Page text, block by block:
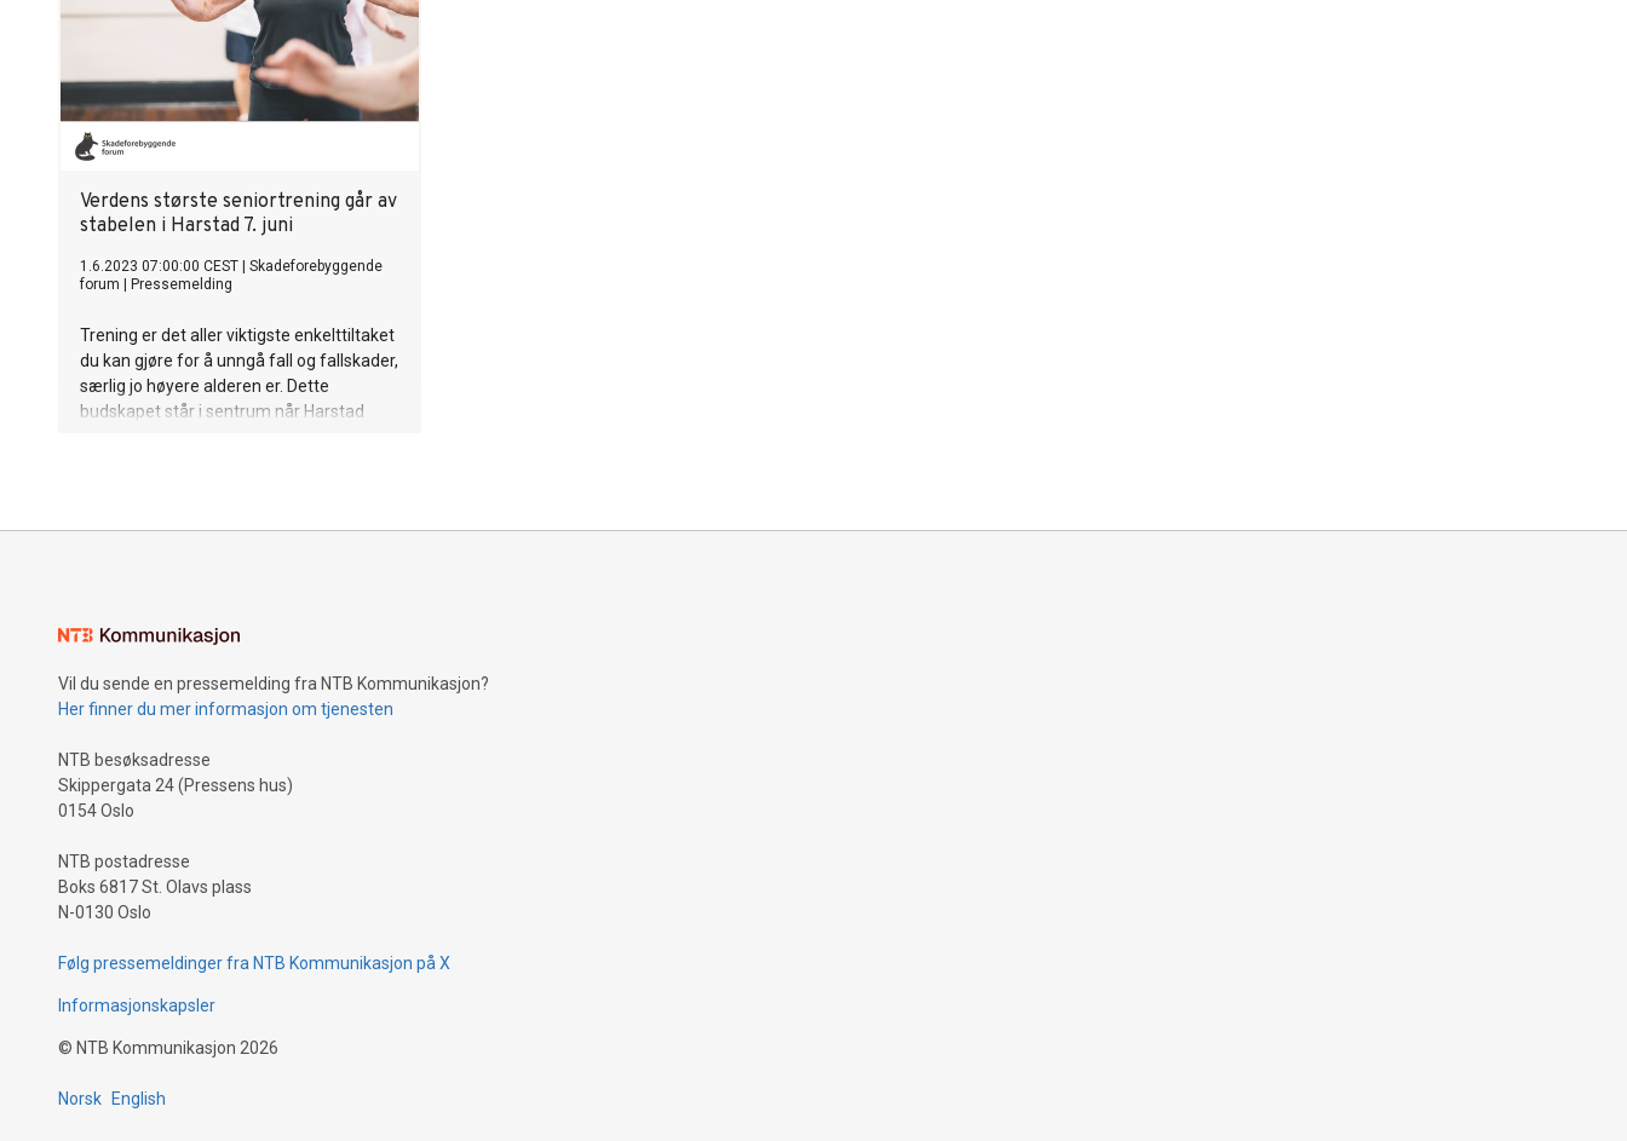
Verdens største seniortrening går av
stabelen i Harstad 7. juni
1.6.2023 07:00:00 CEST
Skadeforebyggende
forum
Pressemelding
Trening er det aller viktigste enkelttiltaket
du kan gjøre for å unngå fall og fallskader,
særlig jo høyere alderen er. Dette
budskapet står i sentrum når Harstad
Vil du sende en pressemelding fra NTB Kommunikasjon?
Her finner du mer informasjon om tjenesten
NTB besøksadresse
Skippergata 24 (Pressens hus)
0154 Oslo
NTB postadresse
Boks 6817 St. Olavs plass
N-0130 Oslo
Følg pressemeldinger fra NTB Kommunikasjon på X
Informasjonskapsler
© NTB Kommunikasjon 2026
Norsk English